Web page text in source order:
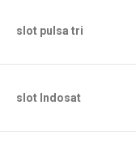
slot pulsa tri
slot Indosat